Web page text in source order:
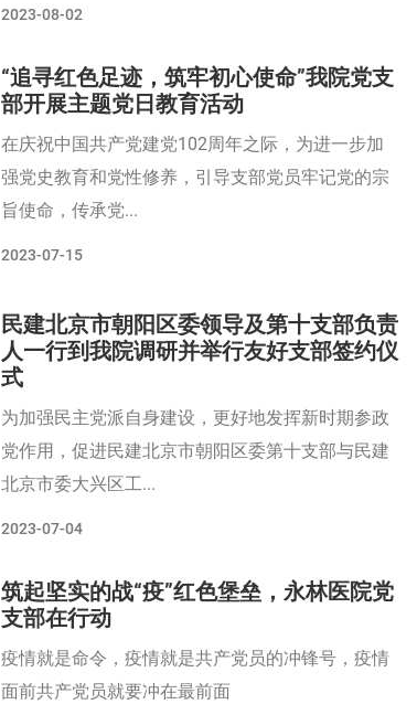
2023-08-02
“追寻红色足迹，筑牢初心使命”我院党支
部开展主题党日教育活动
在庆祝中国共产党建党102周年之际，为进一步加
强党史教育和党性修养，引导支部党员牢记党的宗
旨使命，传承党...
2023-07-15
民建北京市朝阳区委领导及第十支部负责
人一行到我院调研并举行友好支部签约仪
式
为加强民主党派自身建设，更好地发挥新时期参政
党作用，促进民建北京市朝阳区委第十支部与民建
北京市委大兴区工...
2023-07-04
筑起坚实的战“疫”红色堡垒，永林医院党
支部在行动
疫情就是命令，疫情就是共产党员的冲锋号，疫情
面前共产党员就要冲在最前面